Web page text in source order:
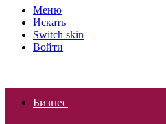
Меню
Искать
Switch skin
Войти
Бизнес